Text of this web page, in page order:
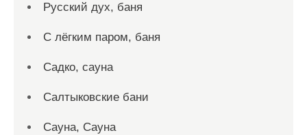
Русский дух, баня
С лёгким паром, баня
Садко, сауна
Салтыковские бани
Сауна, Сауна